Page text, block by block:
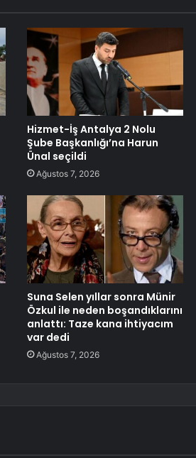
Hizmet-İş Antalya 2 Nolu
Şube Başkanlığı’na Harun
Ünal seçildi
Ağustos 7, 2026
Suna Selen yıllar sonra Münir
Özkul ile neden boşandıklarını
anlattı: Taze kana ihtiyacım
var dedi
Ağustos 7, 2026